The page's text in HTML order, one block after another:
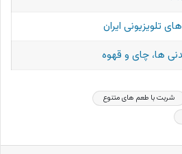
تلویزیونی ایران
ها، چای و قهوه
شربت با طعم های متنوع